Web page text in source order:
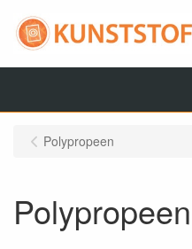
Polypropeen